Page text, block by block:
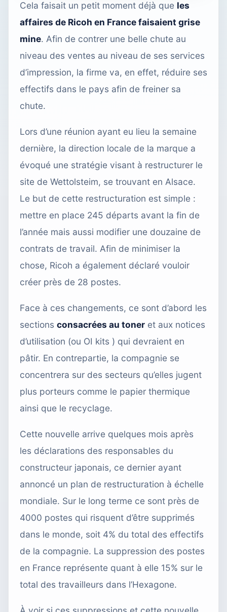
Cela faisait un petit moment déjà que les
affaires de Ricoh en France faisaient grise
mine. Afin de contrer une belle chute au
niveau des ventes au niveau de ses services
d’impression, la firme va, en effet, réduire ses
effectifs dans le pays afin de freiner sa
chute.
Lors d’une réunion ayant eu lieu la semaine
dernière, la direction locale de la marque a
évoqué une stratégie visant à restructurer le
site de Wettolsteim, se trouvant en Alsace.
Le but de cette restructuration est simple :
mettre en place 245 départs avant la fin de
l’année mais aussi modifier une douzaine de
contrats de travail. Afin de minimiser la
chose, Ricoh a également déclaré vouloir
créer près de 28 postes.
Face à ces changements, ce sont d’abord les
sections consacrées au toner et aux notices
d’utilisation (ou OI kits ) qui devraient en
pâtir. En contrepartie, la compagnie se
concentrera sur des secteurs qu’elles jugent
plus porteurs comme le papier thermique
ainsi que le recyclage.
Cette nouvelle arrive quelques mois après
les déclarations des responsables du
constructeur japonais, ce dernier ayant
annoncé un plan de restructuration à échelle
mondiale. Sur le long terme ce sont près de
4000 postes qui risquent d’être supprimés
dans le monde, soit 4% du total des effectifs
de la compagnie. La suppression des postes
en France représente quant à elle 15% sur le
total des travailleurs dans l’Hexagone.